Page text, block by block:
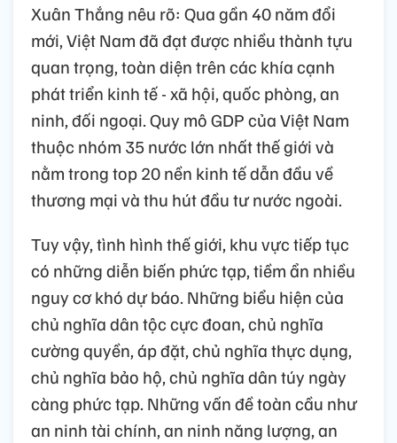
Xuân Thắng nêu rõ: Qua gần 40 năm đổi
mới, Việt Nam đã đạt được nhiều thành tựu
quan trọng, toàn diện trên các khía cạnh
phát triển kinh tế - xã hội, quốc phòng, an
ninh, đối ngoại. Quy mô GDP của Việt Nam
thuộc nhóm 35 nước lớn nhất thế giới và
nằm trong top 20 nền kinh tế dẫn đầu về
thương mại và thu hút đầu tư nước ngoài.
Tuy vậy, tình hình thế giới, khu vực tiếp tục
có những diễn biến phức tạp, tiềm ẩn nhiều
nguy cơ khó dự báo. Những biểu hiện của
chủ nghĩa dân tộc cực đoan, chủ nghĩa
cường quyền, áp đặt, chủ nghĩa thực dụng,
chủ nghĩa bảo hộ, chủ nghĩa dân túy ngày
càng phức tạp. Những vấn đề toàn cầu như
an ninh tài chính, an ninh năng lượng, an